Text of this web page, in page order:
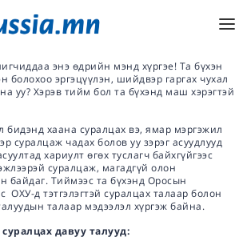
энэ өдрийн мэнд хүргэе! Та бүхэн
болохоо эргэцүүлэн, шийдвэр гаргах чухал
уу? Хэрэв тийм бол та бүхэнд маш хэрэгтэй
бидэнд хаана суралцах вэ, ямар мэргэжил
суралцаж чадах болов уу зэрэг асуудлууд
хариулт өгөх туслагч байхгүйгээс
суралцаж, магадгүй олон
байдаг. Тиймээс та бүхэнд Оросын
ОХУ-д тэтгэлэгтэй суралцах талаар болон
талаар мэдээлэл хүргэж байна.
давуу талууд: